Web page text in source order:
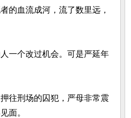
的血流成河，流了数里远，
一个改过机会。可是严延年
往刑场的囚犯，严母非常震
面。